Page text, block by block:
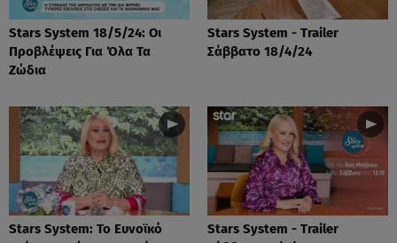
Stars System 18/5/24: Οι
Προβλέψεις Για Όλα Τα
Ζώδια
Stars System - Trailer
Σάββατο 18/4/24
Stars System: Το Ευνοϊκό
Stars System - Trailer